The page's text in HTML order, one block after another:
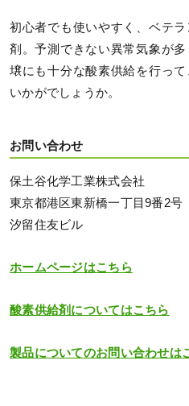
初心者でも使いやすく、ベテ
剤。予測できない異常気象が
壌にも十分な酸素供給を行っ
いかがでしょうか。
お問い合わせ
保土谷化学工業株式会社
東京都港区東新橋一丁目9番2号
汐留住友ビル
ホームページはこちら
酸素供給剤についてはこちら
製品についてのお問い合わせは